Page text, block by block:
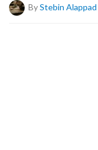
ByStebin Alappad